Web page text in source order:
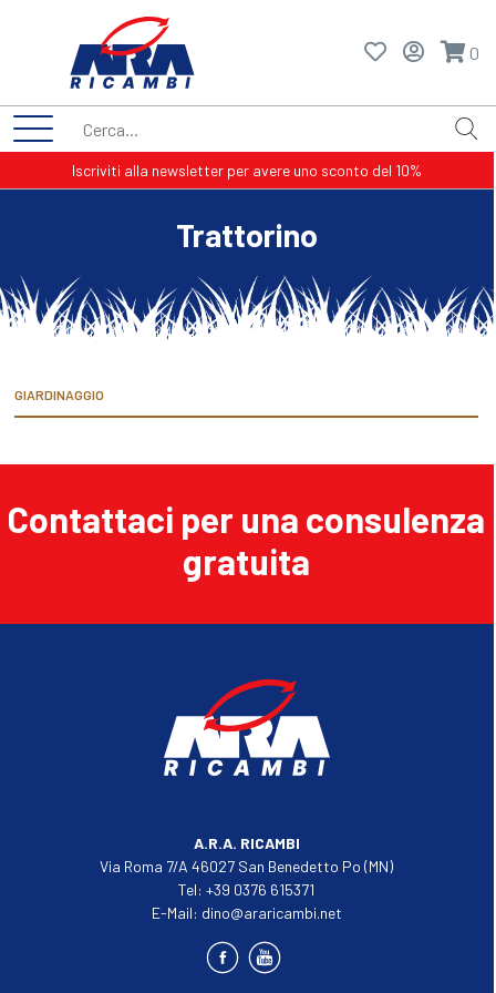
0
Iscriviti alla newsletter per avere uno sconto del 10%
Trattorino
GIARDINAGGIO
Contattaci per una consulenza
gratuita
A.R.A. RICAMBI
Via Roma 7/A 46027 San Benedetto Po (MN)
Tel:+39 0376 615371
E-Mail: dino@araricambi.net